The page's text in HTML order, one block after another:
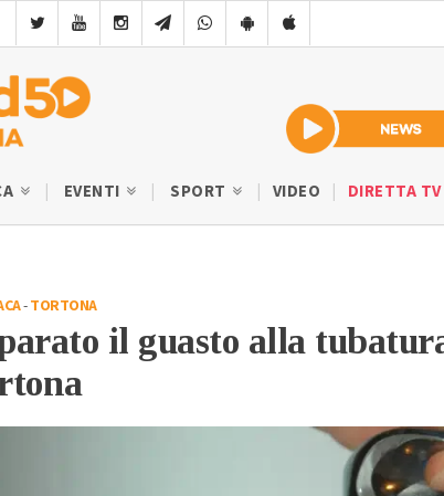
EVENTI SPORT VIDEO DIRETTA TV
-TORTONA
il guasto alla